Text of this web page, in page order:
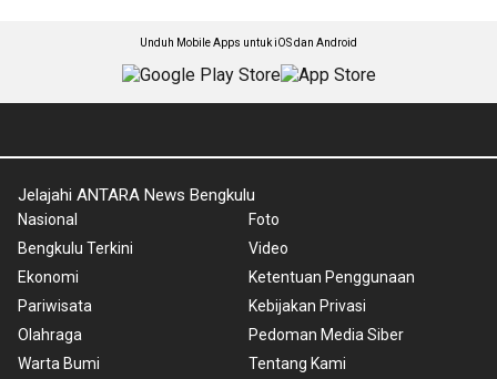
Unduh Mobile Apps untuk iOS dan Android
Jelajahi ANTARA News Bengkulu
Nasional
Bengkulu Terkini
Ekonomi
Pariwisata
Olahraga
Warta Bumi
Foto
Video
Ketentuan Penggunaan
Kebijakan Privasi
Pedoman Media Siber
Tentang Kami